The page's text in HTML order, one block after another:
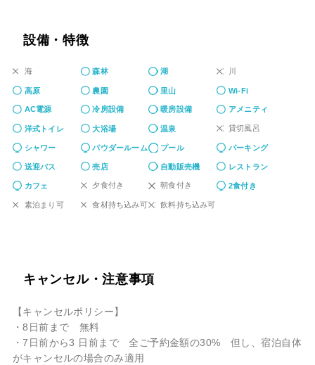
設備・特徴
海 森林 湖 川
高原 農園 里山 Wi-Fi
AC電源 冷房設備 暖房設備 アメニティ
洋式トイレ 大浴場 温泉 貸切風呂
シャワー パウダールーム プール パーキング
送迎バス 売店 自動販売機 レストラン
カフェ 夕食付き 朝食付き 2食付き
素泊まり可 食材持ち込み可 飲料持ち込み可
キャンセル・注意事項
【キャンセルポリシー】
・8日前まで 無料
・7日前から3 日前まで 全ご予約金額の30% 但し、宿泊自体
がキャンセルの場合のみ適用